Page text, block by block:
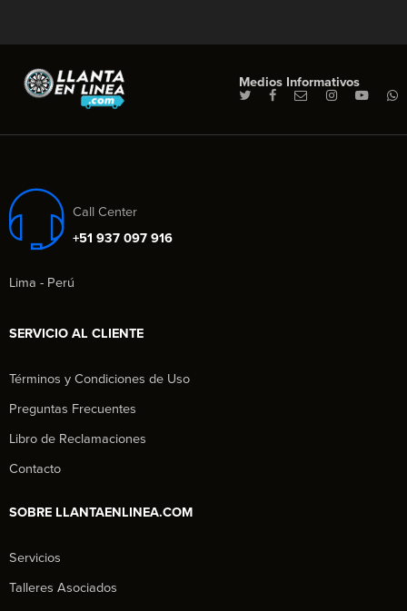
Medios Informativos
Call Center
+51 937 097 916
Lima - Perú
SERVICIO AL CLIENTE
Términos y Condiciones de Uso
Preguntas Frecuentes
Libro de Reclamaciones
Contacto
SOBRE LLANTAENLINEA.COM
Servicios
Talleres Asociados